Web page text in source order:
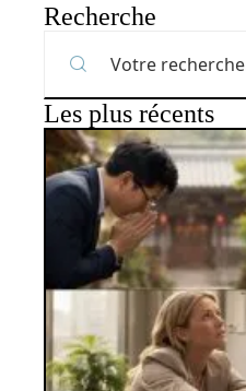
Recherche
Les plus récents